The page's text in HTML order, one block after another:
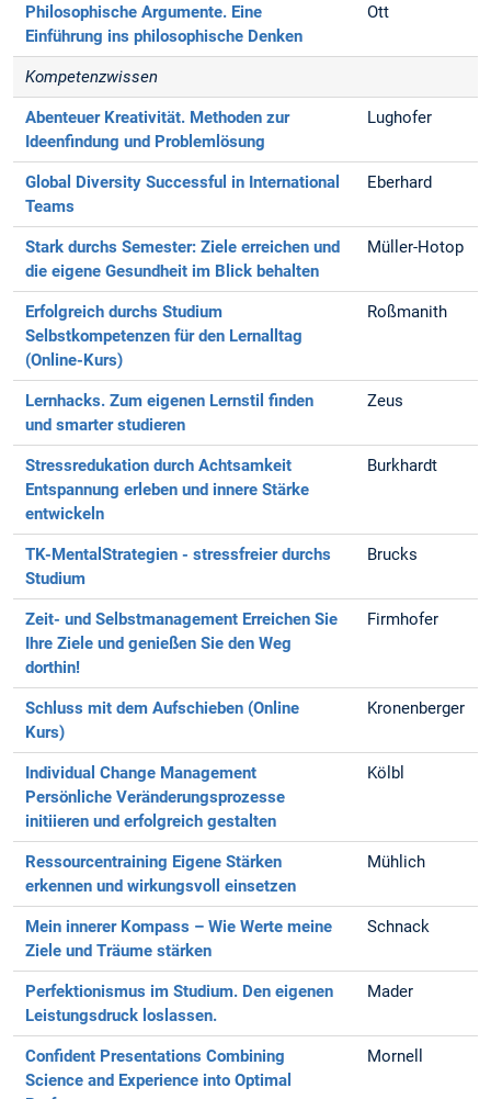
Philosophische Argumente. Eine
Einführung ins philosophische Denken
Ott
Kompetenzwissen
Abenteuer Kreativität. Methoden zur
Ideenfindung und Problemlösung
Lughofer
Global Diversity Successful in International
Teams
Eberhard
Stark durchs Semester: Ziele erreichen und
die eigene Gesundheit im Blick behalten
Müller-Hotop
Erfolgreich durchs Studium
Selbstkompetenzen für den Lernalltag
(Online-Kurs)
Roßmanith
Lernhacks. Zum eigenen Lernstil finden
und smarter studieren
Zeus
Stressredukation durch Achtsamkeit
Entspannung erleben und innere Stärke
entwickeln
Burkhardt
TK-MentalStrategien - stressfreier durchs
Studium
Brucks
Zeit- und Selbstmanagement Erreichen Sie
Ihre Ziele und genießen Sie den Weg
dorthin!
Firmhofer
Schluss mit dem Aufschieben (Online
Kurs)
Kronenberger
Individual Change Management
Persönliche Veränderungsprozesse
initiieren und erfolgreich gestalten
Kölbl
Ressourcentraining Eigene Stärken
erkennen und wirkungsvoll einsetzen
Mühlich
Mein innerer Kompass – Wie Werte meine
Ziele und Träume stärken
Schnack
Perfektionismus im Studium. Den eigenen
Leistungsdruck loslassen.
Mader
Confident Presentations Combining
Science and Experience into Optimal
Mornell